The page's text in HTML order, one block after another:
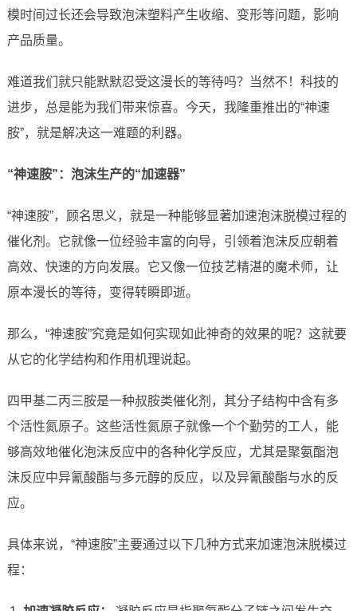
模时间过长还会导致泡沫塑料产生收缩、变形等问题，影响
产品质量。
难道我们就只能默默忍受这漫长的等待吗？当然不！科技的
进步，总是能为我们带来惊喜。今天，我隆重推出的“神速
胺”，就是解决这一难题的利器。
“神速胺”：泡沫生产的“加速器”
“神速胺”，顾名思义，就是一种能够显著加速泡沫脱模过程的
催化剂。它就像一位经验丰富的向导，引领着泡沫反应朝着
高效、快速的方向发展。它又像一位技艺精湛的魔术师，让
原本漫长的等待，变得转瞬即逝。
那么，“神速胺”究竟是如何实现如此神奇的效果的呢？这就要
从它的化学结构和作用机理说起。
四甲基二丙三胺是一种叔胺类催化剂，其分子结构中含有多
个活性氮原子。这些活性氮原子就像一个个勤劳的工人，能
够高效地催化泡沫反应中的各种化学反应，尤其是聚氨酯泡
沫反应中异氰酸酯与多元醇的反应，以及异氰酸酯与水的反
应。
具体来说，“神速胺”主要通过以下几种方式来加速泡沫脱模过
程：